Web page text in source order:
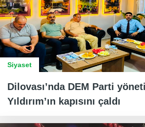
Siyaset
Dilovası’nda DEM Parti
Yıldırım’ın kapısını çaldı